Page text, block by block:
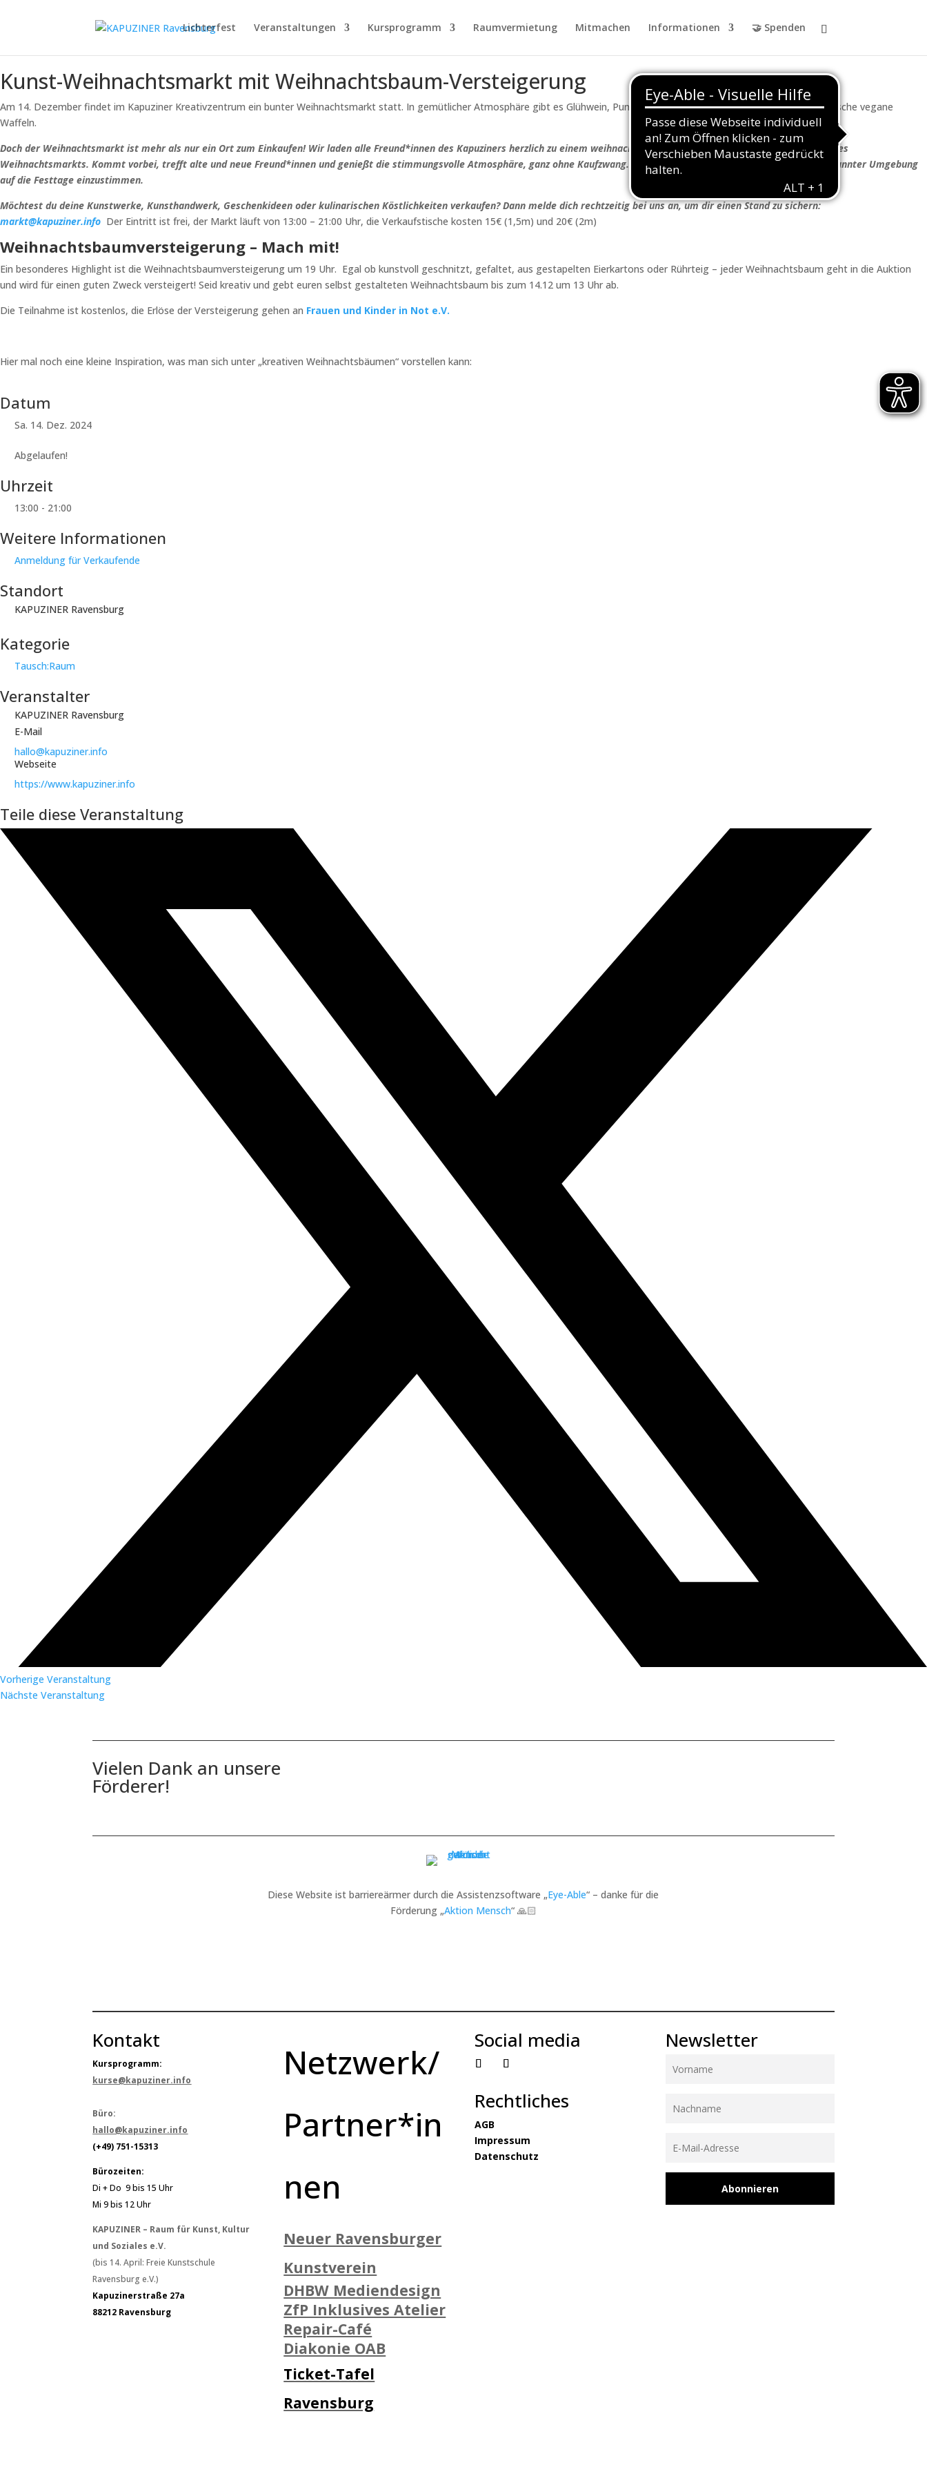
Lichterfest Veranstaltungen Kursprogramm Raumvermietung Mitmachen Informationen 🤝 Spenden
Kunst-Weihnachtsmarkt mit Weihnachtsbaum-Versteigerung
Am 14. Dezember findet im Kapuziner Kreativzentrum ein bunter Weihnachtsmarkt statt. In gemütlicher Atmosphäre gibt es Glühwein, Punsch, leckere vegetarische Schupfnudeln und frische vegane
Waffeln.
Doch der Weihnachtsmarkt ist mehr als nur ein Ort zum Einkaufen! Wir laden alle Freund*innen des Kapuziners herzlich zu einem weihnachtlichen Get-together ein – direkt am Rande des
Weihnachtsmarkts. Kommt vorbei, trefft alte und neue Freund*innen und genießt die stimmungsvolle Atmosphäre, ganz ohne Kaufzwang. Es ist die perfekte Gelegenheit, sich in entspannter Umgebung
auf die Festtage einzustimmen.
Möchtest du deine Kunstwerke, Kunsthandwerk, Geschenkideen oder kulinarischen Köstlichkeiten verkaufen? Dann melde dich rechtzeitig bei uns an, um dir einen Stand zu sichern:
markt@kapuziner.info Der Eintritt ist frei, der Markt läuft von 13:00 – 21:00 Uhr, die Verkaufstische kosten 15€ (1,5m) und 20€ (2m)
Weihnachtsbaumversteigerung – Mach mit!
Ein besonderes Highlight ist die Weihnachtsbaumversteigerung um 19 Uhr. Egal ob kunstvoll geschnitzt, gefaltet, aus gestapelten Eierkartons oder Rührteig – jeder Weihnachtsbaum geht in die Auktion
und wird für einen guten Zweck versteigert! Seid kreativ und gebt euren selbst gestalteten Weihnachtsbaum bis zum 14.12 um 13 Uhr ab.
Die Teilnahme ist kostenlos, die Erlöse der Versteigerung gehen an Frauen und Kinder in Not e.V.
Hier mal noch eine kleine Inspiration, was man sich unter „kreativen Weihnachtsbäumen“ vorstellen kann:
Datum
Sa. 14. Dez. 2024
Abgelaufen!
Uhrzeit
13:00 - 21:00
Weitere Informationen
Anmeldung für Verkaufende
Standort
KAPUZINER Ravensburg
Kategorie
Tausch:Raum
Veranstalter
KAPUZINER Ravensburg
E-Mail
hallo@kapuziner.info
Webseite
https://www.kapuziner.info
Teile diese Veranstaltung
Vorherige Veranstaltung
Nächste Veranstaltung
Vielen Dank an unsere
Förderer!
Diese Website ist barriereärmer durch die Assistenzsoftware „Eye-Able“ – danke für die
Förderung „Aktion Mensch“ 🙏🏻
Kontakt
Kursprogramm:
kurse@kapuziner.info
Büro:
hallo@kapuziner.info
(+49) 751-15313
Bürozeiten:
Di + Do 9 bis 15 Uhr
Mi 9 bis 12 Uhr
KAPUZINER – Raum für Kunst, Kultur
und Soziales e.V.
(bis 14. April: Freie Kunstschule
Ravensburg e.V.)
Kapuzinerstraße 27a
88212 Ravensburg
Netzwerk/
Partner*in
nen
Neuer Ravensburger
Kunstverein
DHBW Mediendesign
ZfP Inklusives Atelier
Repair-Café
Diakonie OAB
Ticket-Tafel
Ravensburg
Social media
Rechtliches
AGB
Impressum
Datenschutz
Newsletter
Abonnieren